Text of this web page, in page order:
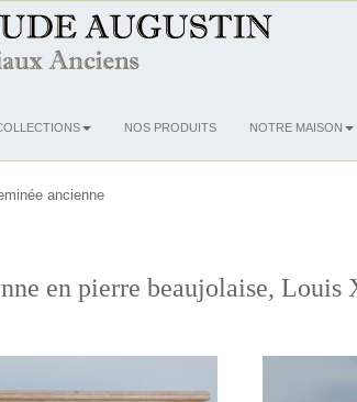
NOS PRODUITS NOTRE MAISON
ancienne
en pierre beaujolaise,